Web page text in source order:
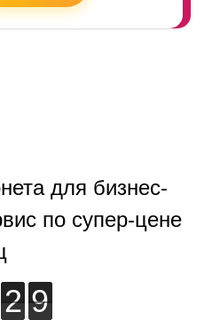
для бизнес-
по супер-цене
2
2
2 8
8
8